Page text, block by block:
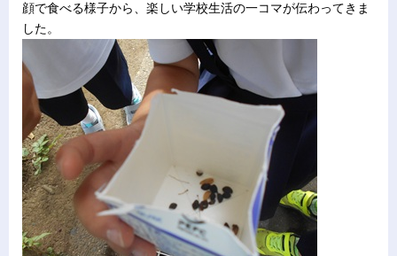
顔で食べる様子から、楽しい学校生活の一コマが伝わってきま
した。